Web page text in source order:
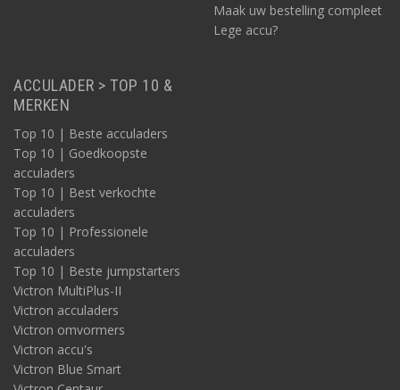
Maak uw bestelling compleet
Lege accu?
ACCULADER > TOP 10 &
MERKEN
Top 10 | Beste acculaders
Top 10 | Goedkoopste
acculaders
Top 10 | Best verkochte
acculaders
Top 10 | Professionele
acculaders
Top 10 | Beste jumpstarters
Victron MultiPlus-II
Victron acculaders
Victron omvormers
Victron accu's
Victron Blue Smart